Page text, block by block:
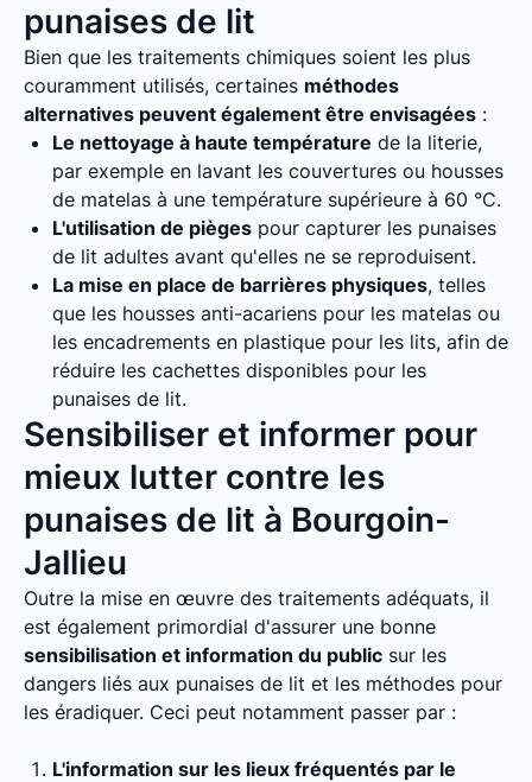
punaises de lit
Bien que les traitements chimiques soient les plus
couramment utilisés, certaines méthodes
alternatives peuvent également être envisagées :
Le nettoyage à haute température de la literie,
par exemple en lavant les couvertures ou housses
de matelas à une température supérieure à 60 °C.
L'utilisation de pièges pour capturer les punaises
de lit adultes avant qu'elles ne se reproduisent.
La mise en place de barrières physiques, telles
que les housses anti-acariens pour les matelas ou
les encadrements en plastique pour les lits, afin de
réduire les cachettes disponibles pour les
punaises de lit.
Sensibiliser et informer pour
mieux lutter contre les
punaises de lit à Bourgoin-
Jallieu
Outre la mise en œuvre des traitements adéquats, il
est également primordial d'assurer une bonne
sensibilisation et information du public sur les
dangers liés aux punaises de lit et les méthodes pour
les éradiquer. Ceci peut notamment passer par :
L'information sur les lieux fréquentés par le